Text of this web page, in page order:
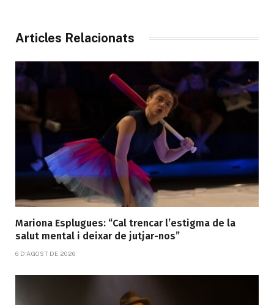
Articles Relacionats
Mariona Esplugues: “Cal trencar l’estigma de la
salut mental i deixar de jutjar-nos”
6 D'AGOST DE 2026